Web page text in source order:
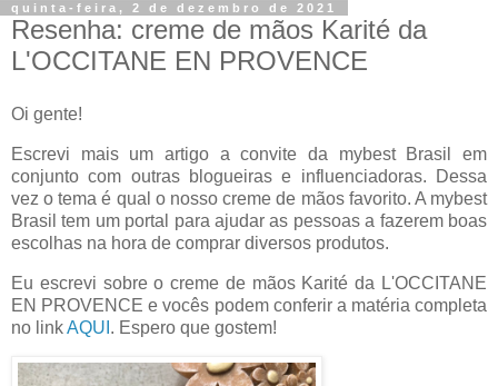
quinta-feira, 2 de dezembro de 2021
Resenha: creme de mãos Karité da
L'OCCITANE EN PROVENCE
Oi gente!
Escrevi mais um artigo a convite da mybest Brasil em
conjunto com outras blogueiras e influenciadoras. Dessa
vez o tema é qual o nosso creme de mãos favorito. A mybest
Brasil tem um portal para ajudar as pessoas a fazerem boas
escolhas na hora de comprar diversos produtos.
Eu escrevi sobre o creme de mãos Karité da L'OCCITANE
EN PROVENCE e vocês podem conferir a matéria completa
no linkAQUI . Espero que gostem!